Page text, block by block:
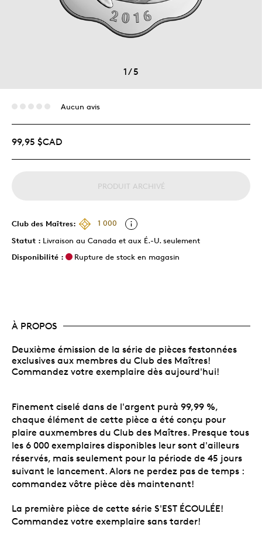
1/5
Aucun avis
99,95 $CAD
PRODUIT ARCHIVÉ
Club des Maîtres:
1 000
Statut : Livraison au Canada et aux É.-U. seulement
Disponibilité :
Rupture de stock en magasin
À PROPOS
Deuxième émission de la série de pièces festonnées
exclusives aux membres du Club des Maîtres!
Commandez votre exemplaire dès aujourd'hui!
Finement ciselé dans de l'argent purà 99,99 %,
chaque élément de cette pièce a été conçu pour
plaire auxmembres du Club des Maîtres. Presque tous
les 6 000 exemplaires disponibles leur sont d'ailleurs
réservés, mais seulement pour la période de 45 jours
suivant le lancement. Alors ne perdez pas de temps :
commandez vôtre pièce dès maintenant!
La première pièce de cette série S'EST ÉCOULÉE!
Commandez votre exemplaire sans tarder!